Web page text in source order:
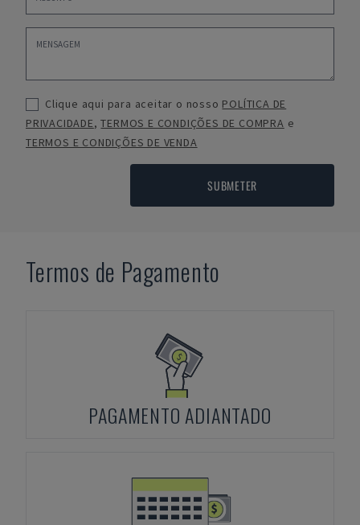
Clique aqui para aceitar o nosso POLÍTICA DE
PRIVACIDADE,TERMOS E CONDIÇÕES DE COMPRA e
TERMOS E CONDIÇÕES DE VENDA
SUBMETER
Termos de Pagamento
PAGAMENTO ADIANTADO